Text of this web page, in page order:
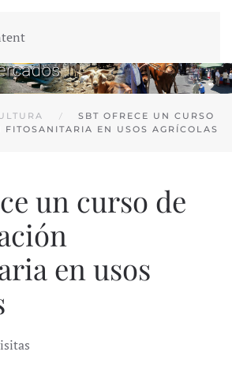
SBT OFRECE UN CURSO
EN USOS AGRÍCOLAS
un curso de
en usos